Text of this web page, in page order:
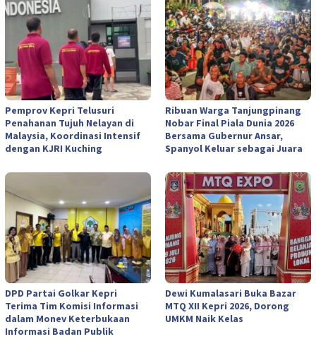
Pemprov Kepri Telusuri
Penahanan Tujuh Nelayan di
Malaysia, Koordinasi Intensif
dengan KJRI Kuching
Ribuan Warga Tanjungpinang
Nobar Final Piala Dunia 2026
Bersama Gubernur Ansar,
Spanyol Keluar sebagai Juara
DPD Partai Golkar Kepri
Terima Tim Komisi Informasi
dalam Monev Keterbukaan
Informasi Badan Publik
Dewi Kumalasari Buka Bazar
MTQ XII Kepri 2026, Dorong
UMKM Naik Kelas